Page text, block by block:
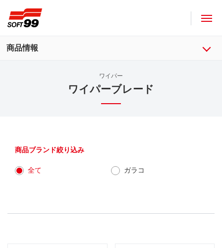
商品情報
ワイパー
ワイパーブレード
商品ブランド絞り込み
全て ガラコ